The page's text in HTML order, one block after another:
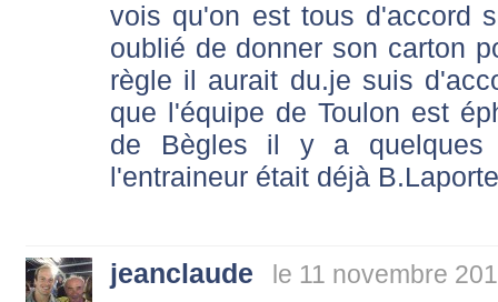
vois qu'on est tous d'accord
oublié de donner son carton
règle il aurait du.je suis
que l'équipe de Toulon est
de Bègles il y a quelques
l'entraineur était déjà
jeanclaude le 11 novembre